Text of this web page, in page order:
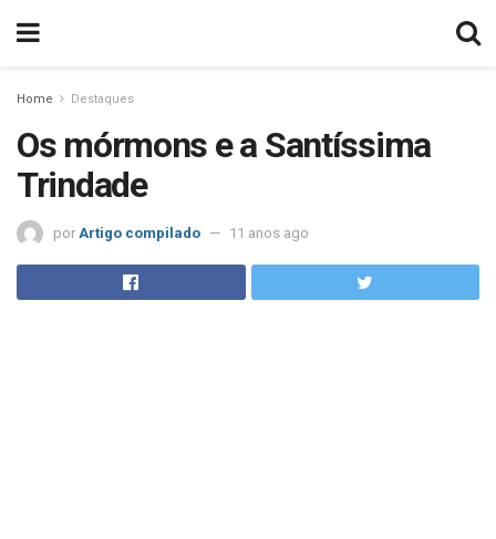
Home Destaques
Os mórmons e a Santíssima
Trindade
por Artigo compilado 11 anos ago